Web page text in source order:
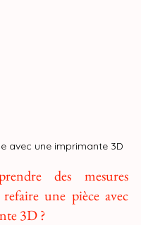
avec une imprimante 3D
des mesures
une pièce avec
3D ?